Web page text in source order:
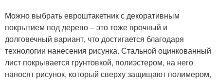
Можно выбрать евроштакетник с декоративным
покрытием под дерево – это тоже прочный и
долговечный вариант, что достигается благодаря
технологии нанесения рисунка. Стальной оцинкованный
лист покрывается грунтовкой, полиэстером, на него
наносят рисунок, который сверху защищают полимером,